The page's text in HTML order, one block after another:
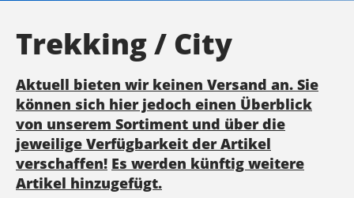
Trekking / City
Aktuell bieten wir keinen Versand an. Sie
können sich hier jedoch einen Überblick
von unserem Sortiment und über die
jeweilige Verfügbarkeit der Artikel
verschaffen! Es werden künftig weitere
Artikel hinzugefügt.